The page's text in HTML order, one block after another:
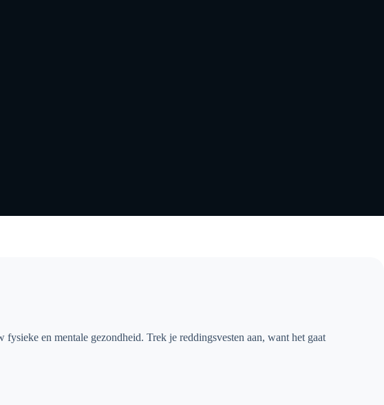
en mentale gezondheid. Trek je reddingsvesten aan, want het gaat